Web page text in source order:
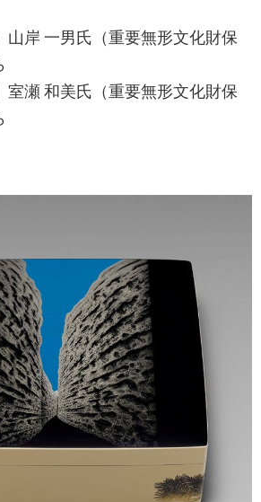
山岸 一男氏（重要無形文化財保
室瀬 和美氏（重要無形文化財保